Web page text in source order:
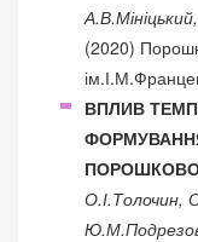
(2020)
ВПЛИВ
О.І.Толочин,